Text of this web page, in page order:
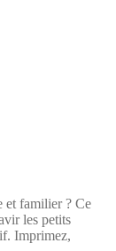
et familier ? Ce
les petits
Imprimez,